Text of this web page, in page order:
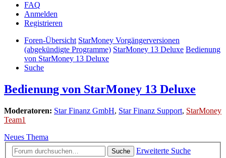
FAQ
Anmelden
Registrieren
Foren-Übersicht StarMoney Vorgängerversionen
(abgekündigte Programme) StarMoney 13 Deluxe Bedienung
von StarMoney 13 Deluxe
Suche
Bedienung von StarMoney 13 Deluxe
Moderatoren: Star Finanz GmbH, Star Finanz Support, StarMoney
Team1
Neues Thema
Suche
Erweiterte Suche